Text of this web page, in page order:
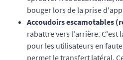
bouger lors de la prise
Accoudoirs escamotables
rabattre vers l'arrière. C'est
pour les utilisateurs en
permet le transfert latéral.